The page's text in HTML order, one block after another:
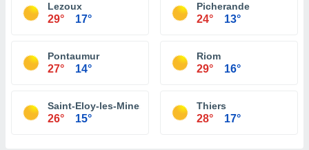
Lezoux
29° 17°
Picherande
24° 13°
Pontaumur
27° 14°
Riom
29° 16°
Saint-Eloy-les-Mines
26° 15°
Thiers
28° 17°